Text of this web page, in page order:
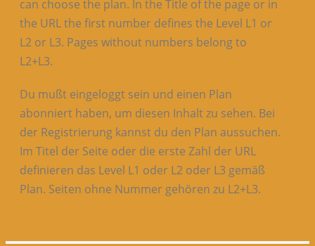
can choose the plan. In the Title of the page or in
the URL the first number defines the Level L1 or
L2 or L3. Pages without numbers belong to
L2+L3.
Du mußt eingeloggt sein und einen Plan
abonniert haben, um diesen Inhalt zu sehen. Bei
der Registrierung kannst du den Plan aussuchen.
Im Titel der Seite oder die erste Zahl der URL
definieren das Level L1 oder L2 oder L3 gemäß
Plan. Seiten ohne Nummer gehören zu L2+L3.